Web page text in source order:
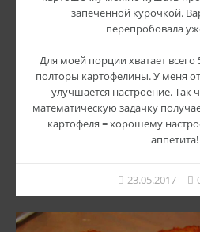
запечённой курочкой.
перепробовала
Для моей порции хватает всего
полторы картофелины. У меня
улучшается настроение. Так
математическую задачку
картофеля = хорошему
аппетита!
23.05.2017